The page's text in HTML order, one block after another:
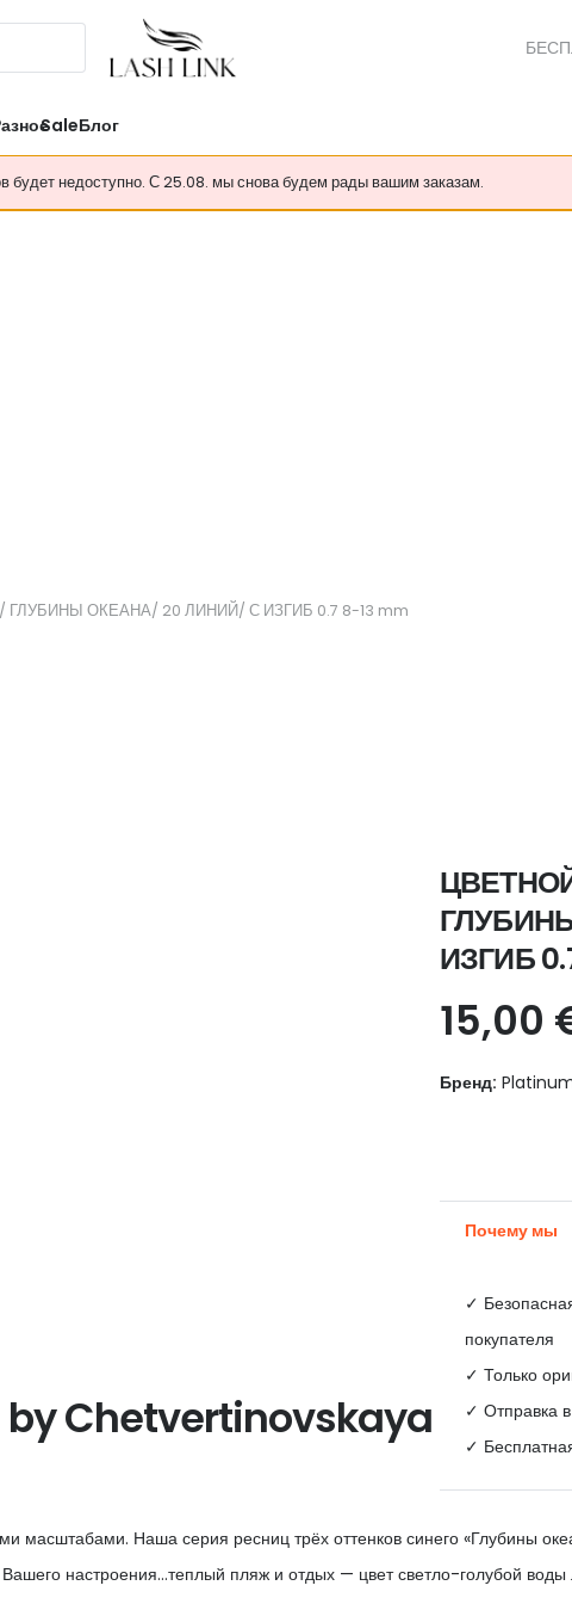
SaleБлог
будет недоступно. С 25.08. мы снова будем рады вашим заказам.
ГЛУБИНЫ ОКЕАНА/ 20 ЛИНИЙ/ С ИЗГИБ 0.7 8-13 mm
ИЗГИБ
15,00
Бренд:
Почему мы
✓
покупателя
✓ Только
✓ Отправка
✓
by Chetvertinovskaya
масштабами. Наша серия ресниц трёх оттенков синего «Глубины
настроения…теплый пляж и отдых — цвет светло-голубой